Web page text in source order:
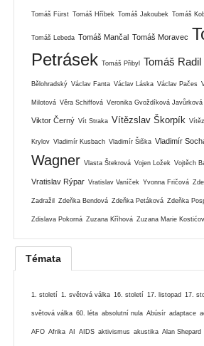
Tomáš Fürst Tomáš Hříbek Tomáš Jakoubek Tomáš
Tomáš Lebeda Tomáš Mančal Tomáš Moravec
Petrásek Tomáš Přibyl Tomáš Radil
Bělohradský Václav Fanta Václav Láska Václav Pačes
Milotová Věra Schiffová Veronika Gvoždíková Javůrková
Viktor Černý Vít Straka Vítězslav Škorpík
Krylov Vladimír Kusbach Vladimír Šiška Vladimír
Wagner Vlasta Štekrová Vojen Ložek Vojtěch
Vratislav Rýpar Vratislav Vaníček Yvonna Fričová
Zadražil Zdeňka Bendová Zdeňka Petáková Zdeňka
Zdislava Pokorná Zuzana Kříhová Zuzana Marie
Témata
1. století 1. světová válka 16. století 17. listopad 17.
světová válka 60. léta absolutní nula Abúsír adaptace
AFO Afrika AI AIDS aktivismus akustika Alan Shepard